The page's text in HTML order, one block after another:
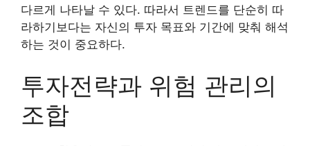
다르게 나타날 수 있다. 따라서 트렌드를 단순히 따
라하기보다는 자신의 투자 목표와 기간에 맞춰 해석
하는 것이 중요하다.
투자전략과 위험 관리의
조합